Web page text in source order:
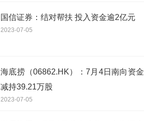
国信证券：结对帮扶 投入资金逾2亿元
2023-07-05
海底捞（06862.HK）：7月4日南向资金
减持39.21万股
2023-07-05